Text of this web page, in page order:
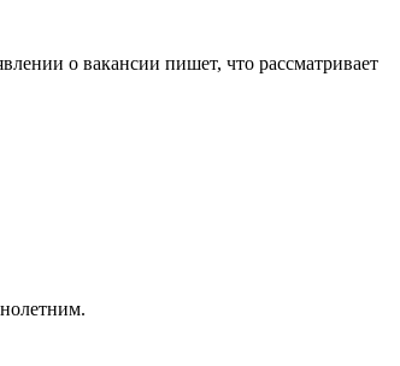
о вакансии пишет, что рассматривает